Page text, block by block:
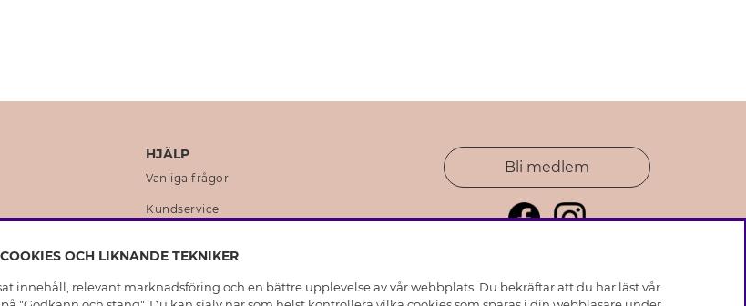
HJÄLP
Vanliga frågor
Kundservice
Skötselråd skinnhandskar
Bli medlem
COOKIES OCH LIKNANDE TEKNIKER
innehåll, relevant marknadsföring och en bättre upplevelse av vår webbplats. Du bekräftar att du har läst vår